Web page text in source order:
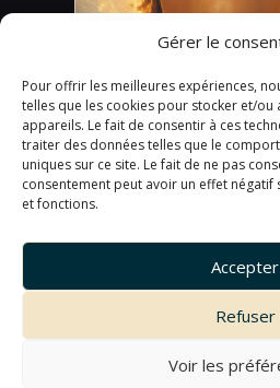
Gérer le
Pour offrir les meilleures expériences,
telles que les cookies pour stocker et/
appareils. Le fait de consentir à ces
traiter des données telles que le
uniques sur ce site. Le fait de ne pas
consentement peut avoir un effet
et fonctions.
Accepter
Refuser
Voir les